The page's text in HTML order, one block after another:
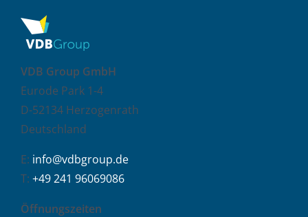
VDB Group GmbH
Eurode Park 1-4
D-52134 Herzogenrath
Deutschland
E: info@vdbgroup.de
T: +49 241 96069086
Öffnungszeiten